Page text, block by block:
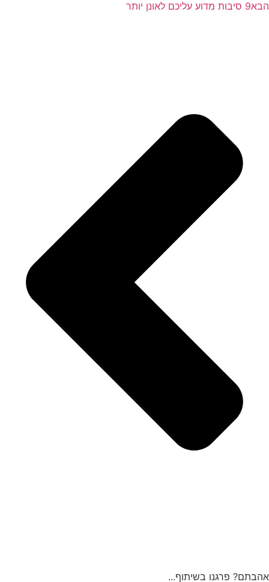
הבא9 סיבות מדוע עליכם לאונן יותר
אהבתם? פרגנו בשיתוף...